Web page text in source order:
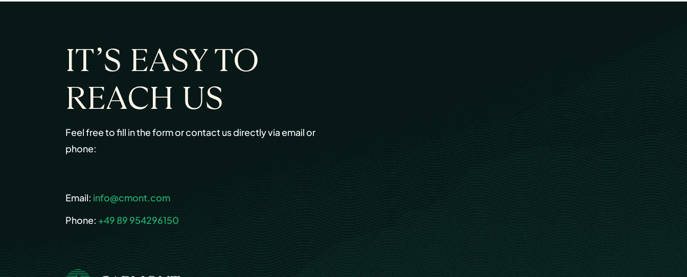
IT’S EASY TO
REACH US
Feel free to fill in the form or contact us directly via email or
phone:
Email: info@cmont.com
Phone: +49 89 954296150